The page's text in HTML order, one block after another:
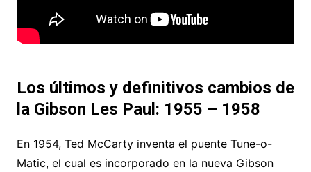
Los últimos y definitivos cambios de
la Gibson Les Paul: 1955 – 1958
En 1954, Ted McCarty inventa el puente Tune-o-
Matic, el cual es incorporado en la nueva Gibson